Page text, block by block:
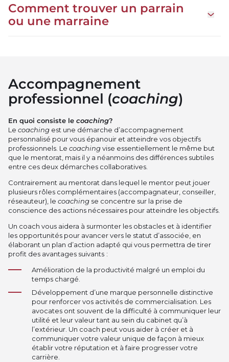
Comment trouver un parrain
ou une marraine
Accompagnement
professionnel (coaching)
En quoi consiste lecoaching?
Lecoaching est une démarche d’accompagnement
personnalisé pour vous épanouir et atteindre vos objectifs
professionnels. Lecoachingvise essentiellement le même but
que le mentorat, mais il y a néanmoins des différences subtiles
entre ces deux démarches collaboratives.
Contrairement au mentorat dans lequel le mentor peut jouer
plusieurs rôles complémentaires (accompagnateur, conseiller,
réseauteur), lecoaching se concentre sur la prise de
conscience des actions nécessaires pour atteindre les objectifs.
Un coach vous aidera à surmonter les obstacles et à identifier
les opportunités pour avancer vers le statut d’associée, en
élaborant un plan d’action adapté qui vous permettra de tirer
profit des avantages suivants :
Amélioration de la productivité malgré un emploi du
temps chargé.
Développement d’une marque personnelle distinctive
pour renforcer vos activités de commercialisation. Les
avocates ont souvent de la difficulté à communiquer leur
utilité et leur valeur tant au sein du cabinet qu’à
l’extérieur. Un coach peut vous aider à créer et à
communiquer votre valeur unique de façon à mieux
établir votre réputation et à faire progresser votre
carrière.